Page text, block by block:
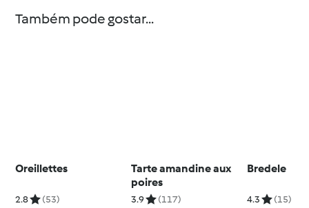
Também pode gostar...
Oreillettes
2.8 (53)
Tarte amandine aux
poires
3.9 (117)
Bredele
4.3 (15)